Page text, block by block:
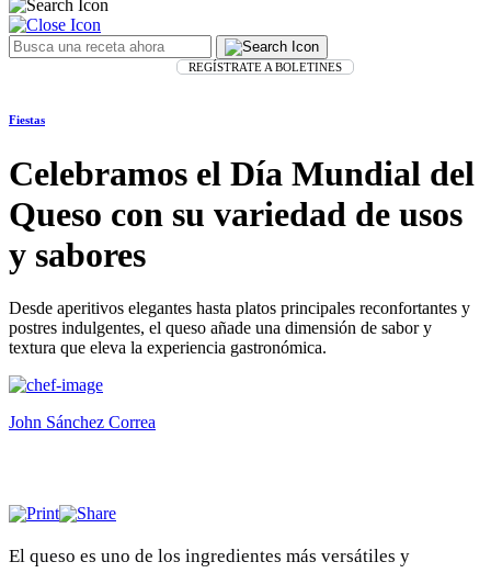
REGÍSTRATE A BOLETINES
Fiestas
Celebramos el Día Mundial del
Queso con su variedad de usos
y sabores
Desde aperitivos elegantes hasta platos principales reconfortantes y
postres indulgentes, el queso añade una dimensión de sabor y
textura que eleva la experiencia gastronómica.
John Sánchez Correa
El queso es uno de los ingredientes más versátiles y